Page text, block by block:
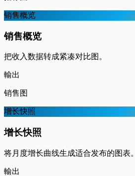
销售概览
销售概览
把收入数据转成紧凑对比图。
輸出
销售图
增长快照
增长快照
将月度增长曲线生成适合发布的图表。
輸出